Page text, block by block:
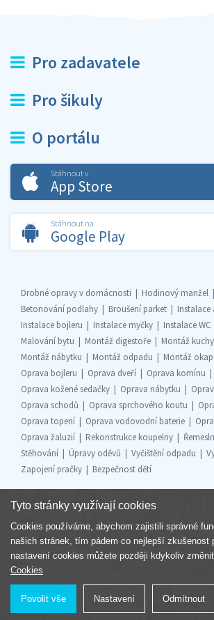
Pro zadavatele
Pro šikuly
O portálu
Stáhnout v
App Store
Stáhnout na
Google Play
Drobné opravy v domácnosti
Hodinový manžel
Betonování podlahy
Broušení parket
Instalace
Instalace bojleru
Instalace myčky Instalace WC
Malování bytu
Montáž digestoře
Montáž
Montáž nábytku
Montáž odpadu Montáž
Oprava bojleru
Oprava dveří
Oprava komínu
Oprava kožené sedačky
Oprava nábytku
Oprava schodů
Oprava sprchového koutu
Oprava topení
Oprava vodovodní baterie
Oprava žaluzií
Rekonstrukce koupelny
Stěhování
Úpravy oděvů Vyčištění odpadu
Zapojení pračky
Bezpečnost dětí
Součást skupiny
Tyto stránky využívají cookies
Cookies používáme, abychom zajistili správné
našich stránek, tím pádem co nejlepší zkušenost
nastavení cookies můžete později kdykoliv
Cookies
Povolit vše Nastavení Odmítnout